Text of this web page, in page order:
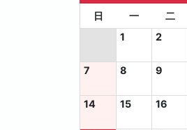
日 一 二
1
2
7 8 9
14 15 16